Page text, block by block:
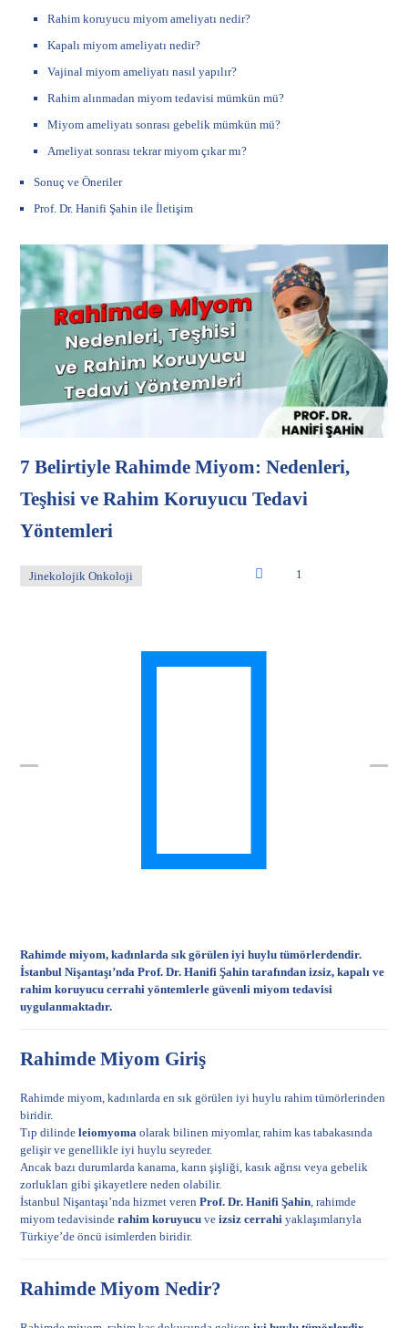
Rahim koruyucu miyom ameliyatı nedir?
Kapalı miyom ameliyatı nedir?
Vajinal miyom ameliyatı nasıl yapılır?
Rahim alınmadan miyom tedavisi mümkün mü?
Miyom ameliyatı sonrası gebelik mümkün mü?
Ameliyat sonrası tekrar miyom çıkar mı?
Sonuç ve Öneriler
Prof. Dr. Hanifi Şahin ile İletişim
7 Belirtiyle Rahimde Miyom: Nedenleri,
Teşhisi ve Rahim Koruyucu Tedavi
Yöntemleri
Jinekolojik Onkoloji 1
Rahimde miyom, kadınlarda sık görülen iyi huylu tümörlerdendir.
İstanbul Nişantaşı’nda Prof. Dr. Hanifi Şahin tarafından izsiz, kapalı ve
rahim koruyucu cerrahi yöntemlerle güvenli miyom tedavisi
uygulanmaktadır.
Rahimde Miyom Giriş
Rahimde miyom, kadınlarda en sık görülen iyi huylu rahim tümörlerinden
biridir.
Tıp dilindeleiomyoma olarak bilinen miyomlar, rahim kas tabakasında
gelişir ve genellikle iyi huylu seyreder.
Ancak bazı durumlarda kanama, karın şişliği, kasık ağrısı veya gebelik
zorlukları gibi şikayetlere neden olabilir.
İstanbul Nişantaşı’nda hizmet verenProf. Dr. Hanifi Şahin , rahimde
miyom tedavisinderahim koruyucu veizsiz cerrahi yaklaşımlarıyla
Türkiye’de öncü isimlerden biridir.
Rahimde Miyom Nedir?